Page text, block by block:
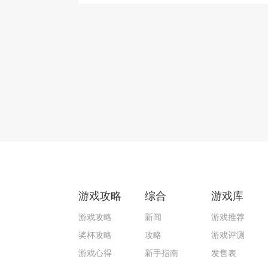
游戏攻略
游戏攻略
奖杯攻略
游戏心得
综合
新闻
攻略
新手指南
游戏库
游戏推荐
游戏评测
发售表